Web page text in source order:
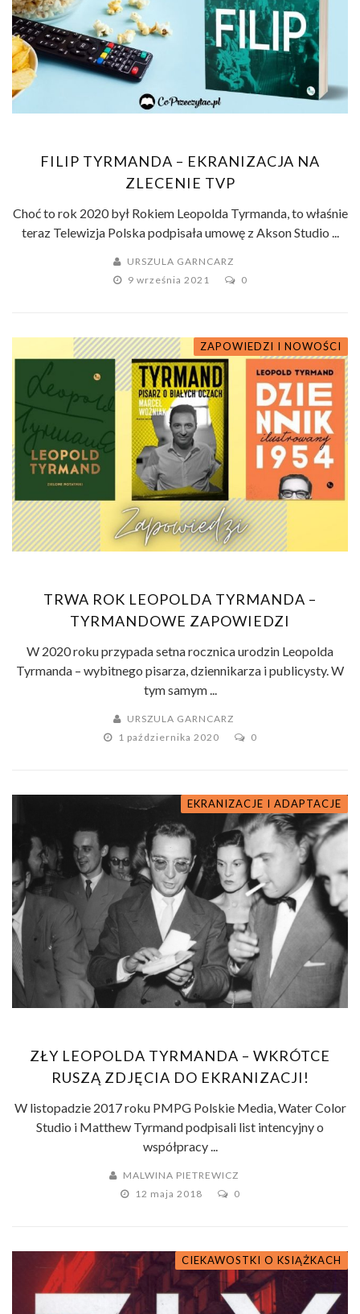
FILIP TYRMANDA – EKRANIZACJA NA
ZLECENIE TVP
Choć to rok 2020 był Rokiem Leopolda Tyrmanda, to właśnie
teraz Telewizja Polska podpisała umowę z Akson Studio ...
URSZULA GARNCARZ
9 września 2021
0
ZAPOWIEDZI I NOWOŚCI
TRWA ROK LEOPOLDA TYRMANDA –
TYRMANDOWE ZAPOWIEDZI
W 2020 roku przypada setna rocznica urodzin Leopolda
Tyrmanda – wybitnego pisarza, dziennikarza i publicysty. W
tym samym ...
URSZULA GARNCARZ
1 października 2020
0
EKRANIZACJE I ADAPTACJE
ZŁY LEOPOLDA TYRMANDA – WKRÓTCE
RUSZĄ ZDJĘCIA DO EKRANIZACJI!
W listopadzie 2017 roku PMPG Polskie Media, Water Color
Studio i Matthew Tyrmand podpisali list intencyjny o
współpracy ...
MALWINA PIETREWICZ
12 maja 2018
0
CIEKAWOSTKI O KSIĄŻKACH